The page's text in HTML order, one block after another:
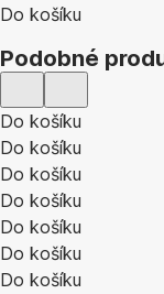
Do košíku
Podobné
Do košíku
Do košíku
Do košíku
Do košíku
Do košíku
Do košíku
Do košíku